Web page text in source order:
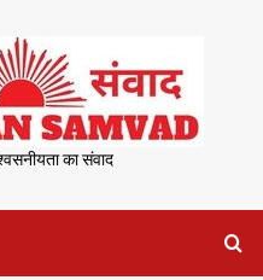
का संवाद